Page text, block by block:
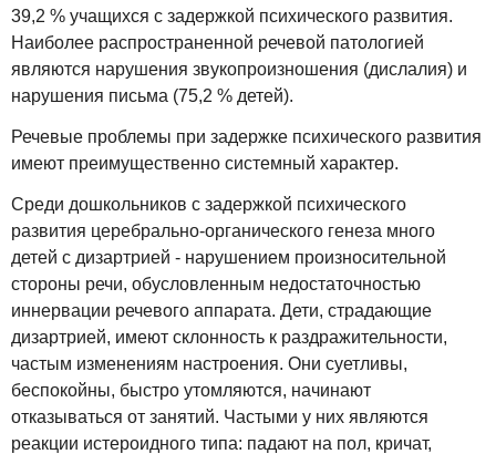
39,2 % учащихся с задержкой психического развития.
Наиболее распространенной речевой патологией
являются нарушения звукопроизношения (дислалия) и
нарушения письма (75,2 % детей).
Речевые проблемы при задержке психического развития
имеют преимущественно системный характер.
Среди дошкольников с задержкой психического
развития церебрально-органического генеза много
детей с дизартрией - нарушением произносительной
стороны речи, обусловленным недостаточностью
иннервации речевого аппарата. Дети, страдающие
дизартрией, имеют склонность к раздражительности,
частым изменениям настроения. Они суетливы,
беспокойны, быстро утомляются, начинают
отказываться от занятий. Частыми у них являются
реакции истероидного типа: падают на пол, кричат,